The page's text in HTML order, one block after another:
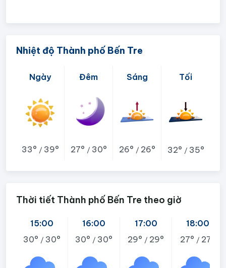
Nhiệt độ Thành phố Bến Tre
Ngày
33° / 39°
Đêm
27° / 30°
Sáng
26° / 26°
Tối
32° / 35°
Thời tiết Thành phố Bến Tre theo giờ
15:00
30° / 30°
16:00
30° / 30°
17:00
29° / 29°
18:00
27° / 27°